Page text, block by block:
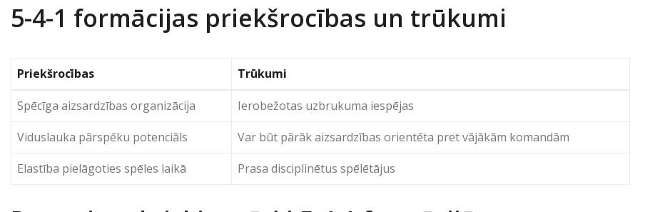
5-4-1 formācijas priekšrocības un trūkumi
Priekšrocības Trūkumi
Spēcīga aizsardzības organizācija
Ierobežotas uzbrukuma iespējas
Viduslauka pārspēku potenciāls
Var būt pārāk aizsardzības orientēta pret vājākām komandām
Elastība pielāgoties spēles laikā
Prasa disciplinētus spēlētājus